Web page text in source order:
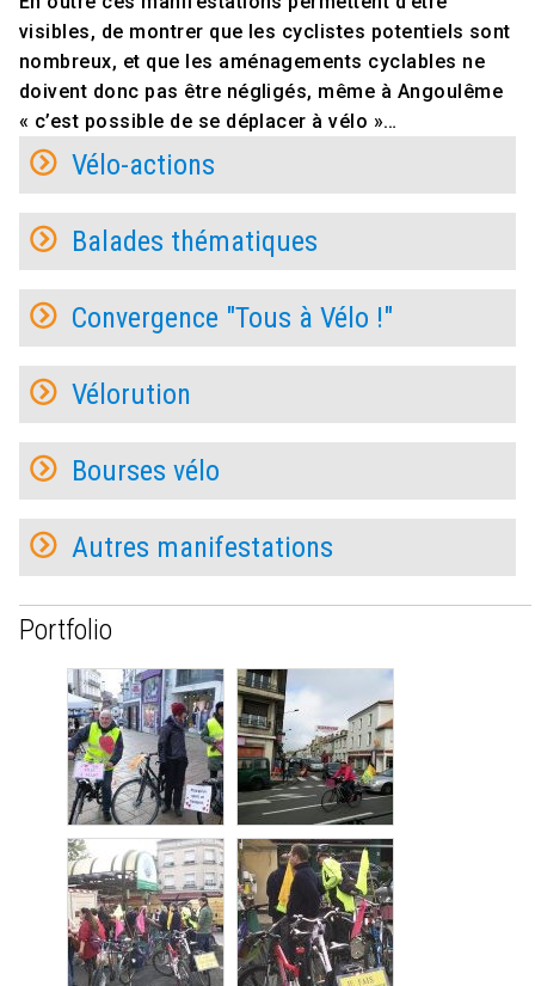
visibles, de montrer que les cyclistes potentiels sont
nombreux, et que les aménagements cyclables ne
doivent donc pas être négligés, même à Angoulême
« c’est possible de se déplacer à vélo »…
Vélo-actions
Balades thématiques
Convergence "Tous à Vélo !"
Vélorution
Bourses vélo
Autres manifestations
Portfolio